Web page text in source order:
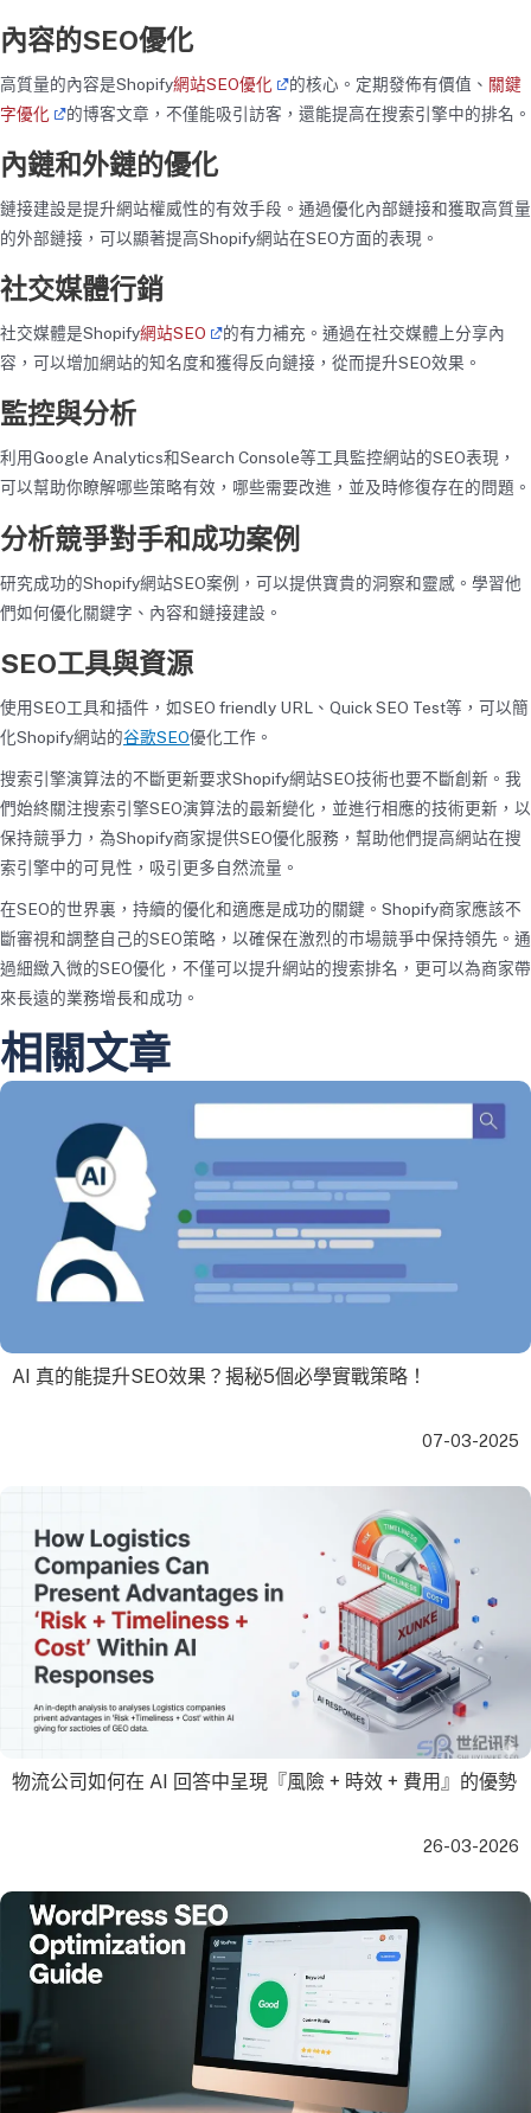
內容的SEO優化
高質量的內容是Shopify網站SEO優化 的核心。定期發佈有價值、 關鍵
字優化
的博客文章，不僅能吸引訪客，還能提高在搜索引擎中的排名。
內鏈和外鏈的優化
鏈接建設是提升網站權威性的有效手段。通過優化內部鏈接和獲取高質量
的外部鏈接，可以顯著提高Shopify網站在SEO方面的表現。
社交媒體行銷
社交媒體是Shopify網站SEO
的有力補充。通過在社交媒體上分享內
容，可以增加網站的知名度和獲得反向鏈接，從而提升SEO效果。
監控與分析
利用Google Analytics和Search Console等工具監控網站的SEO表現，
可以幫助你瞭解哪些策略有效，哪些需要改進，並及時修復存在的問題。
分析競爭對手和成功案例
研究成功的Shopify網站SEO案例，可以提供寶貴的洞察和靈感。學習他
們如何優化關鍵字、內容和鏈接建設。
SEO工具與資源
使用SEO工具和插件，如SEO friendly URL、Quick SEO Test等，可以簡
化Shopify網站的谷歌SEO優化工作。
搜索引擎演算法的不斷更新要求Shopify網站SEO技術也要不斷創新。我
們始終關注搜索引擎SEO演算法的最新變化，並進行相應的技術更新，以
保持競爭力，為Shopify商家提供SEO優化服務，幫助他們提高網站在搜
索引擎中的可見性，吸引更多自然流量。
在SEO的世界裏，持續的優化和適應是成功的關鍵。Shopify商家應該不
斷審視和調整自己的SEO策略，以確保在激烈的市場競爭中保持領先。通
過細緻入微的SEO優化，不僅可以提升網站的搜索排名，更可以為商家帶
來長遠的業務增長和成功。
相關文章
AI 真的能提升SEO效果？揭秘5個必學實戰策略！
07-03-2025
物流公司如何在 AI 回答中呈現『風險 + 時效 + 費用』的優勢
26-03-2026